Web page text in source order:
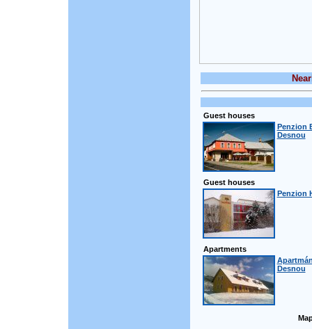
Guest houses
Penzion
Desnou
Guest houses
Penzion
Apartments
Desnou